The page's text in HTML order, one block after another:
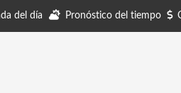
del día Pronóstico del tiempo